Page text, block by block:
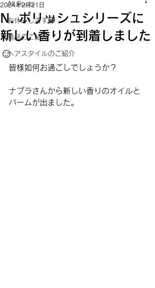
All Posts
お休みします😺
商品のご紹介
ヘアスタイルのご紹介
N. ポリッシュシリーズに
新しい香りが到着しました
☺️
2024年2月21日
皆様如何お過ごしでしょうか？
ナプラさんから新しい香りのオイルと
バームが出ました。